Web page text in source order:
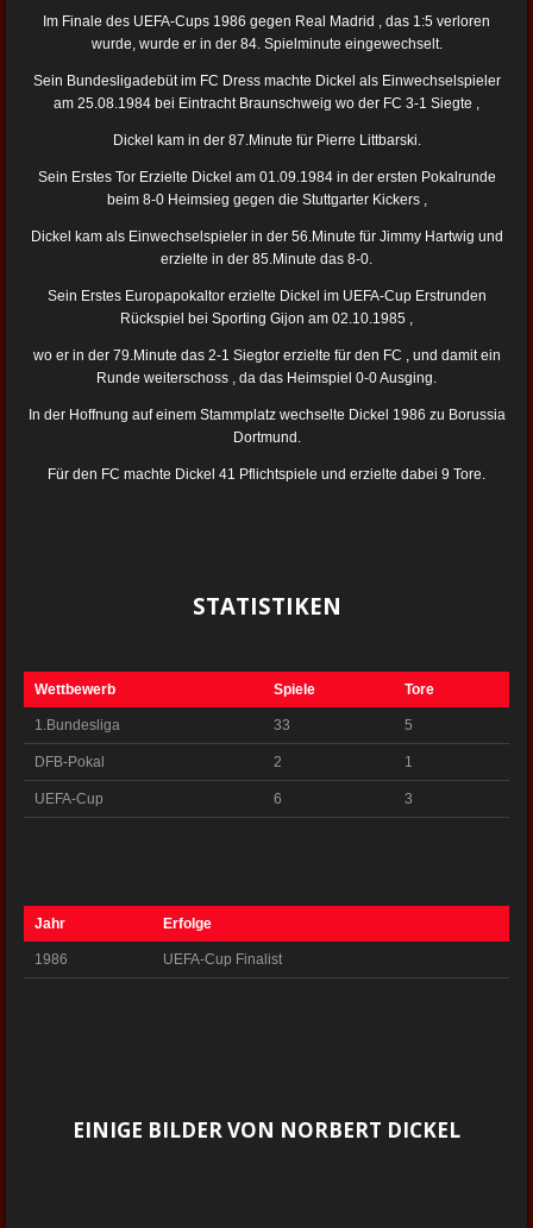
Im Finale des UEFA-Cups 1986 gegen Real Madrid , das 1:5 verloren
wurde, wurde er in der 84. Spielminute eingewechselt.
Sein Bundesligadebüt im FC Dress machte Dickel als Einwechselspieler
am 25.08.1984 bei Eintracht Braunschweig wo der FC 3-1 Siegte ,
Dickel kam in der 87.Minute für Pierre Littbarski.
Sein Erstes Tor Erzielte Dickel am 01.09.1984 in der ersten Pokalrunde
beim 8-0 Heimsieg gegen die Stuttgarter Kickers ,
Dickel kam als Einwechselspieler in der 56.Minute für Jimmy Hartwig und
erzielte in der 85.Minute das 8-0.
Sein Erstes Europapokaltor erzielte Dickel im UEFA-Cup Erstrunden
Rückspiel bei Sporting Gijon am 02.10.1985 ,
wo er in der 79.Minute das 2-1 Siegtor erzielte für den FC , und damit ein
Runde weiterschoss , da das Heimspiel 0-0 Ausging.
In der Hoffnung auf einem Stammplatz wechselte Dickel 1986 zu Borussia
Dortmund.
Für den FC machte Dickel 41 Pflichtspiele und erzielte dabei 9 Tore.
STATISTIKEN
Wettbewerb Spiele Tore
1.Bundesliga 33 5
DFB-Pokal 2 1
UEFA-Cup 6 3
Jahr Erfolge
1986 UEFA-Cup Finalist
EINIGE BILDER VON NORBERT DICKEL